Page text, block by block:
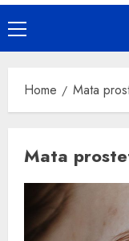
Primary
Menu
Home Mata
Mata